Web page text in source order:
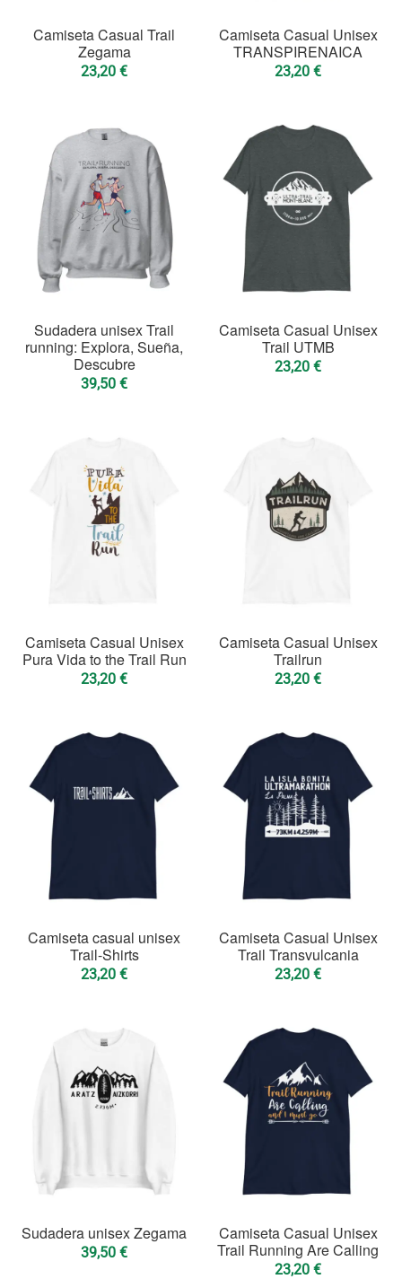
Tazas Montaña
Pegatinas Montaña
Camisetas Mountain Bike
Sudaderas Mountain Bike
Tazas Mountain Bike
Pegatinas Mountain Bike
TRAILRUN
Sudaderas
Camisetas
Camisetas
Sudaderas
Pegatinas
COMPLEMENTOS
Tazas
Pegatinas
Pegatinas Trailrun
Pegatinas Mountain Bike
NOSOTROS
CONTACTO
Camiseta Casual Trail
Zegama
23,20 €
Camiseta Casual Unisex
TRANSPIRENAICA
23,20 €
Sudadera unisex Trail
running: Explora, Sueña,
Descubre
39,50 €
Camiseta Casual Unisex
Trail UTMB
23,20 €
Camiseta Casual Unisex
Pura Vida to the Trail Run
23,20 €
Camiseta Casual Unisex
Trailrun
23,20 €
Camiseta casual unisex
Trail-Shirts
23,20 €
Camiseta Casual Unisex
Trail Transvulcania
23,20 €
Sudadera unisex Zegama
39,50 €
Camiseta Casual Unisex
Trail Running Are Calling
23,20 €